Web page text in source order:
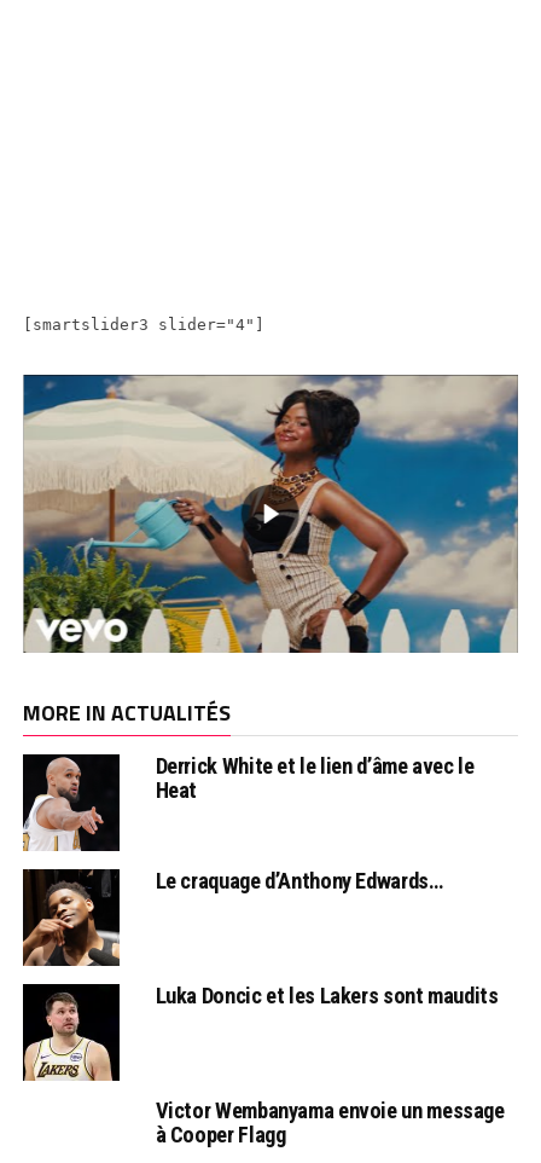
[smartslider3 slider="4"]
MORE IN ACTUALITÉS
Derrick White et le lien d’âme avec le
Heat
Le craquage d’Anthony Edwards…
Luka Doncic et les Lakers sont maudits
Victor Wembanyama envoie un message
à Cooper Flagg